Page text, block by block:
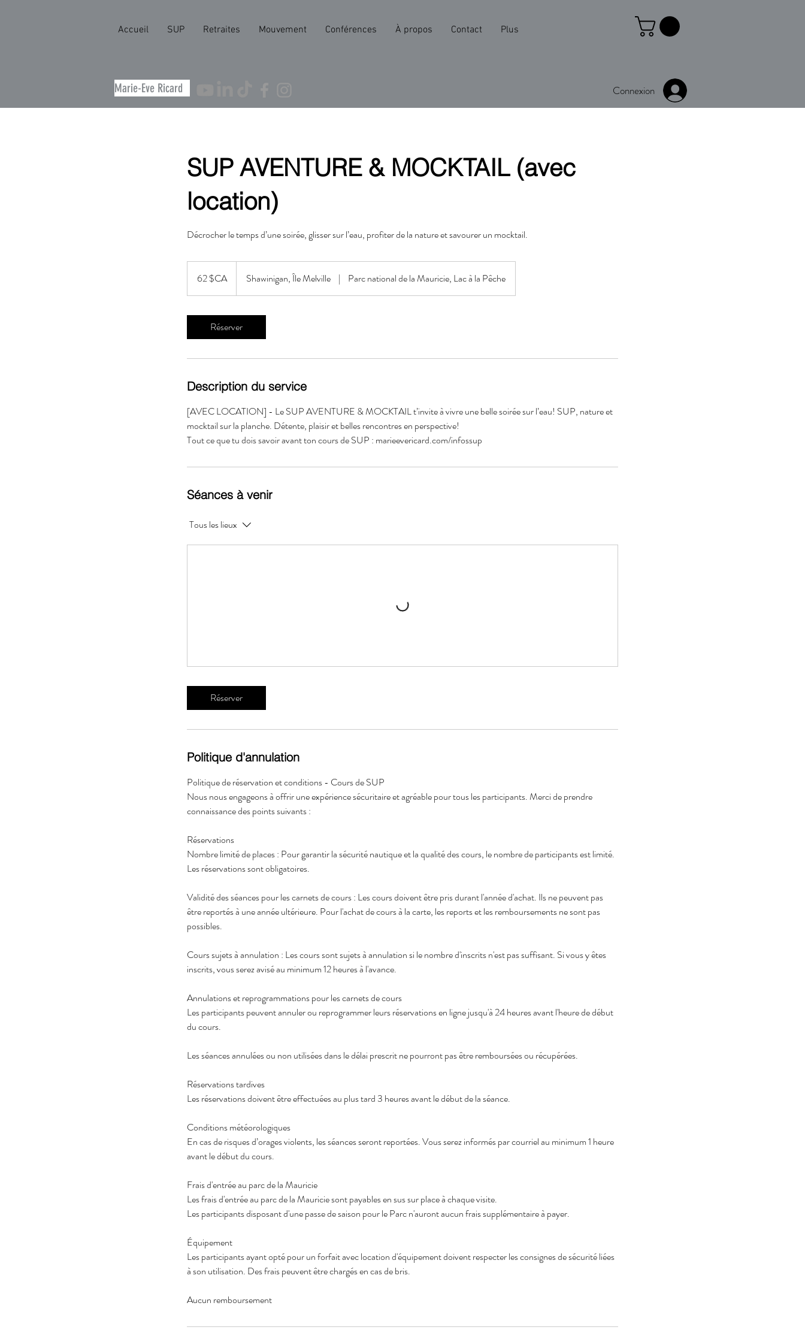
Accueil SUP Retraites Mouvement Conférences À propos Contact Plus
Marie-Eve Ricard Connexion
SUP AVENTURE & MOCKTAIL (avec
location)
Décrocher le temps d’une soirée, glisser sur l’eau, profiter de la nature et savourer un mocktail.
canadiens
62 $CA Shawinigan, Île Melville | Parc national de la Mauricie, Lac à la Pêche
Réserver
Description du service
[AVEC LOCATION] - Le SUP AVENTURE & MOCKTAIL t’invite à vivre une belle soirée sur l’eau! SUP, nature et
mocktail sur la planche. Détente, plaisir et belles rencontres en perspective!
Tout ce que tu dois savoir avant ton cours de SUP : marieevericard.com/infossup
Séances à venir
Tous les lieux
Réserver
Politique d'annulation
Politique de réservation et conditions - Cours de SUP
Nous nous engageons à offrir une expérience sécuritaire et agréable pour tous les participants. Merci de prendre
connaissance des points suivants :
Réservations
Nombre limité de places : Pour garantir la sécurité nautique et la qualité des cours, le nombre de participants est limité.
Les réservations sont obligatoires.
Validité des séances pour les carnets de cours : Les cours doivent être pris durant l'année d'achat. Ils ne peuvent pas
être reportés à une année ultérieure. Pour l'achat de cours à la carte, les reports et les remboursements ne sont pas
possibles.
Cours sujets à annulation : Les cours sont sujets à annulation si le nombre d'inscrits n'est pas suffisant. Si vous y êtes
inscrits, vous serez avisé au minimum 12 heures à l'avance.
Annulations et reprogrammations pour les carnets de cours
Les participants peuvent annuler ou reprogrammer leurs réservations en ligne jusqu'à 24 heures avant l'heure de début
du cours.
Les séances annulées ou non utilisées dans le délai prescrit ne pourront pas être remboursées ou récupérées.
Réservations tardives
Les réservations doivent être effectuées au plus tard 3 heures avant le début de la séance.
Conditions météorologiques
En cas de risques d’orages violents, les séances seront reportées. Vous serez informés par courriel au minimum 1 heure
avant le début du cours.
Frais d'entrée au parc de la Mauricie
Les frais d'entrée au parc de la Mauricie sont payables en sus sur place à chaque visite.
Les participants disposant d'une passe de saison pour le Parc n'auront aucun frais supplémentaire à payer.
Équipement
Les participants ayant opté pour un forfait avec location d'équipement doivent respecter les consignes de sécurité liées
à son utilisation. Des frais peuvent être chargés en cas de bris.
Aucun remboursement